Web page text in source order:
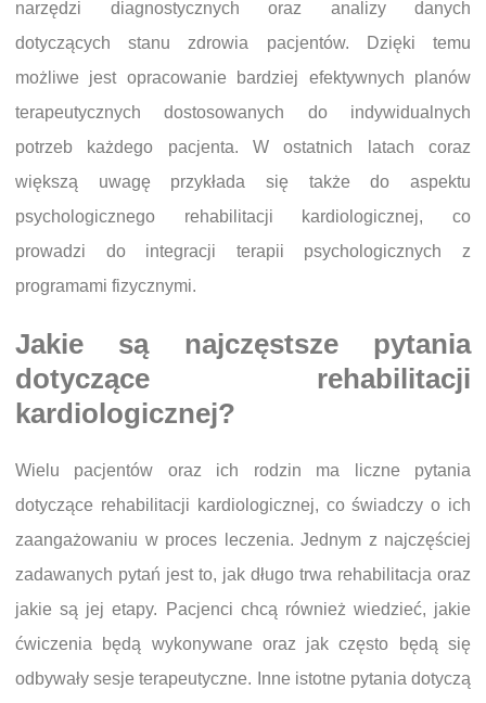
narzędzi diagnostycznych oraz analizy danych
dotyczących stanu zdrowia pacjentów. Dzięki temu
możliwe jest opracowanie bardziej efektywnych planów
terapeutycznych dostosowanych do indywidualnych
potrzeb każdego pacjenta. W ostatnich latach coraz
większą uwagę przykłada się także do aspektu
psychologicznego rehabilitacji kardiologicznej, co
prowadzi do integracji terapii psychologicznych z
programami fizycznymi.
Jakie są najczęstsze pytania
dotyczące rehabilitacji
kardiologicznej?
Wielu pacjentów oraz ich rodzin ma liczne pytania
dotyczące rehabilitacji kardiologicznej, co świadczy o ich
zaangażowaniu w proces leczenia. Jednym z najczęściej
zadawanych pytań jest to, jak długo trwa rehabilitacja oraz
jakie są jej etapy. Pacjenci chcą również wiedzieć, jakie
ćwiczenia będą wykonywane oraz jak często będą się
odbywały sesje terapeutyczne. Inne istotne pytania dotyczą